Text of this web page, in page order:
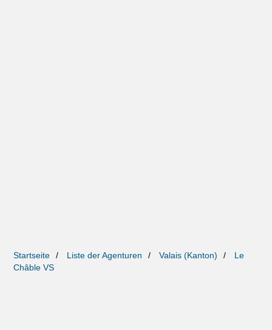
Startseite Liste der Agenturen Valais (Kanton)
Le
Châble VS